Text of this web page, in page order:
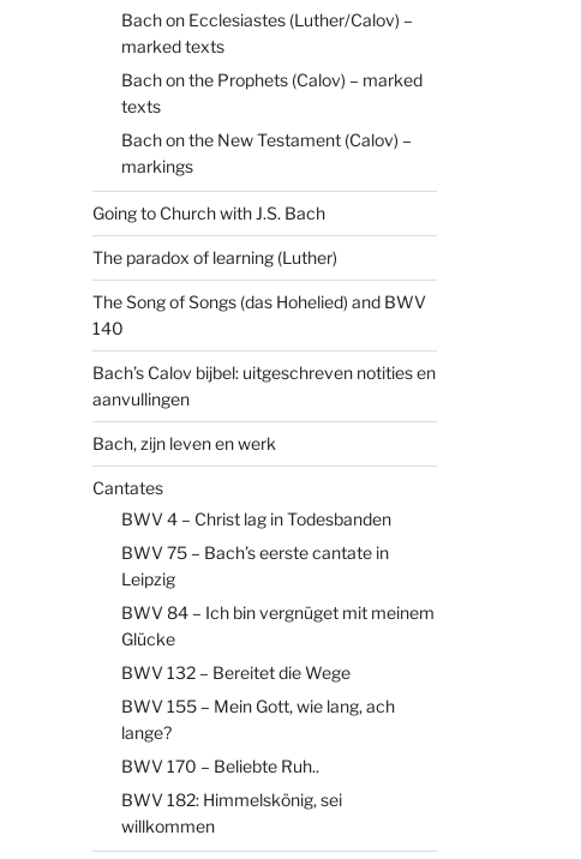
Bach on Ecclesiastes (Luther/Calov) –
marked texts
Bach on the Prophets (Calov) – marked
texts
Bach on the New Testament (Calov) –
markings
Going to Church with J.S. Bach
The paradox of learning (Luther)
The Song of Songs (das Hohelied) and BWV
140
Bach’s Calov bijbel: uitgeschreven notities en
aanvullingen
Bach, zijn leven en werk
Cantates
BWV 4 – Christ lag in Todesbanden
BWV 75 – Bach’s eerste cantate in
Leipzig
BWV 84 – Ich bin vergnüget mit meinem
Glücke
BWV 132 – Bereitet die Wege
BWV 155 – Mein Gott, wie lang, ach
lange?
BWV 170 – Beliebte Ruh..
BWV 182: Himmelskönig, sei
willkommen